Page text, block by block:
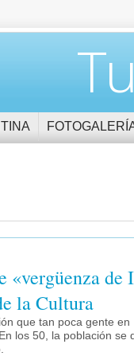
«vergüenza
la Cultura
que tan poca gente
los 50, la población se